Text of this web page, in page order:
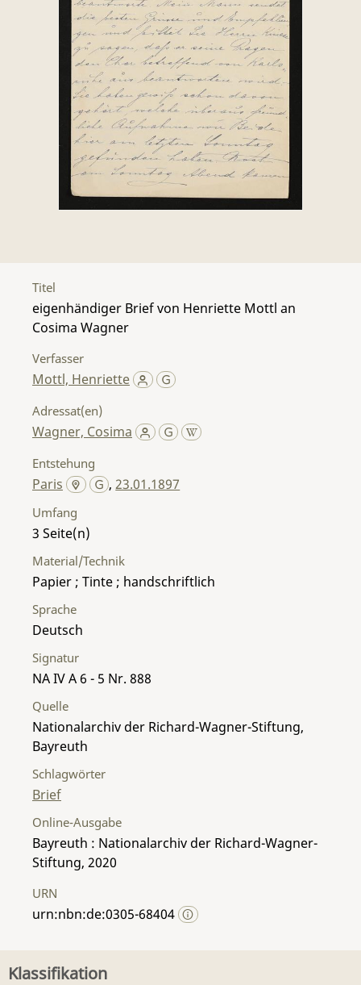
Titel
eigenhändiger Brief von Henriette Mottl an
Cosima Wagner
Verfasser
Mottl, Henriette
Adressat(en)
Wagner, Cosima
Entstehung
Paris ,23.01.1897
Umfang
3
Material/Technik
Papier ; Tinte ; handschriftlich
Sprache
Deutsch
Signatur
NA IV A 6 - 5 Nr. 888
Quelle
Nationalarchiv der Richard-Wagner-Stiftung,
Bayreuth
Schlagwörter
Brief
Online-Ausgabe
Bayreuth : Nationalarchiv der Richard-Wagner-
Stiftung, 2020
URN
urn:nbn:de:0305-68404
Klassifikation